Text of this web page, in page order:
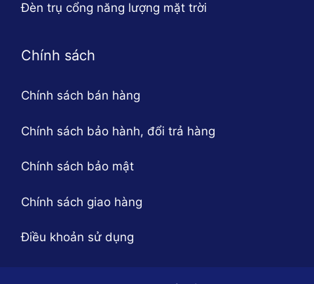
Đèn trụ cổng năng lượng mặt trời
Chính sách
Chính sách bán hàng
Chính sách bảo hành, đổi trả hàng
Chính sách bảo mật
Chính sách giao hàng
Điều khoản sử dụng